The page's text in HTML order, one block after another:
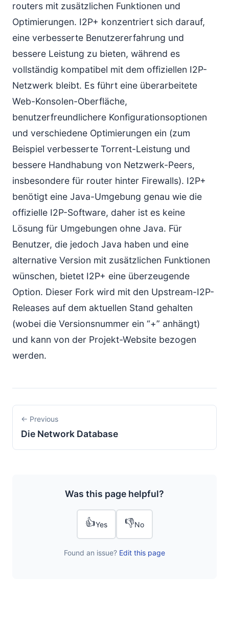
routers mit zusätzlichen Funktionen und
Optimierungen. I2P+ konzentriert sich darauf,
eine verbesserte Benutzererfahrung und
bessere Leistung zu bieten, während es
vollständig kompatibel mit dem offiziellen I2P-
Netzwerk bleibt. Es führt eine überarbeitete
Web-Konsolen-Oberfläche,
benutzerfreundlichere Konfigurationsoptionen
und verschiedene Optimierungen ein (zum
Beispiel verbesserte Torrent-Leistung und
bessere Handhabung von Netzwerk-Peers,
insbesondere für router hinter Firewalls). I2P+
benötigt eine Java-Umgebung genau wie die
offizielle I2P-Software, daher ist es keine
Lösung für Umgebungen ohne Java. Für
Benutzer, die jedoch Java haben und eine
alternative Version mit zusätzlichen Funktionen
wünschen, bietet I2P+ eine überzeugende
Option. Dieser Fork wird mit den Upstream-I2P-
Releases auf dem aktuellen Stand gehalten
(wobei die Versionsnummer ein “+” anhängt)
und kann von der Projekt-Website bezogen
werden.
← Previous
Die Network Database
Was this page helpful?
👍Yes 👎No
Found an issue? Edit this page